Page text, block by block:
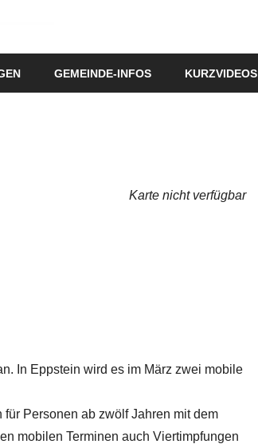
GEMEINDE-INFOS KURZVIDEOS
Karte nicht verfügbar
In Eppstein wird es im März zwei mobile
Personen ab zwölf Jahren mit dem
mobilen Terminen auch Viertimpfungen